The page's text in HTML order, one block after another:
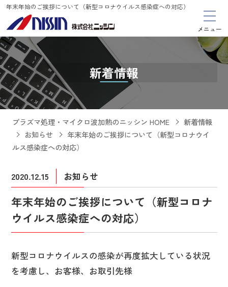
年末年始のご挨拶について（新型コロナウイルス感染症への対応）
メニュー
新着情報
プラズマ処理・マイクロ波加熱のニッシン HOME
新着情報
お知らせ
年末年始のご挨拶について（新型コロナウイ
ルス感染症への対応）
2020.12.15 お知らせ
年末年始のご挨拶について（新型コロナ
ウイルス感染症への対応）
新型コロナウイルスの感染が再度拡大している状況
を考慮し、お客様、お取引先様